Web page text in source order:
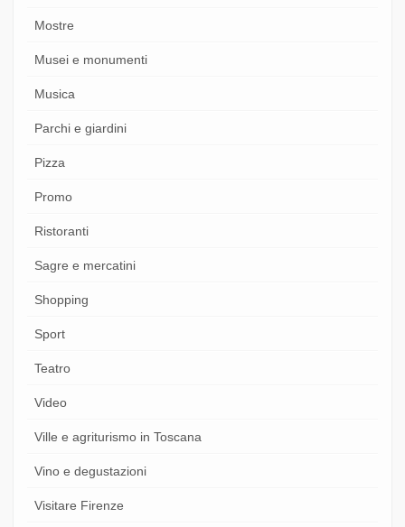
Mostre
Musei e monumenti
Musica
Parchi e giardini
Pizza
Promo
Ristoranti
Sagre e mercatini
Shopping
Sport
Teatro
Video
Ville e agriturismo in Toscana
Vino e degustazioni
Visitare Firenze